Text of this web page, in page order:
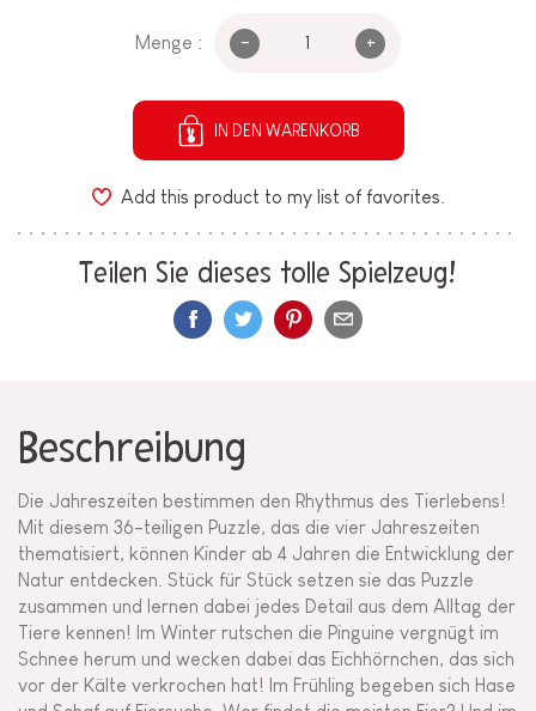
Menge : - +
IN DEN WARENKORB
Add this product to my list of favorites.
Teilen Sie dieses tolle Spielzeug!
Beschreibung
Die Jahreszeiten bestimmen den Rhythmus des Tierlebens!
Mit diesem 36-teiligen Puzzle, das die vier Jahreszeiten
thematisiert, können Kinder ab 4 Jahren die Entwicklung der
Natur entdecken. Stück für Stück setzen sie das Puzzle
zusammen und lernen dabei jedes Detail aus dem Alltag der
Tiere kennen! Im Winter rutschen die Pinguine vergnügt im
Schnee herum und wecken dabei das Eichhörnchen, das sich
vor der Kälte verkrochen hat! Im Frühling begeben sich Hase